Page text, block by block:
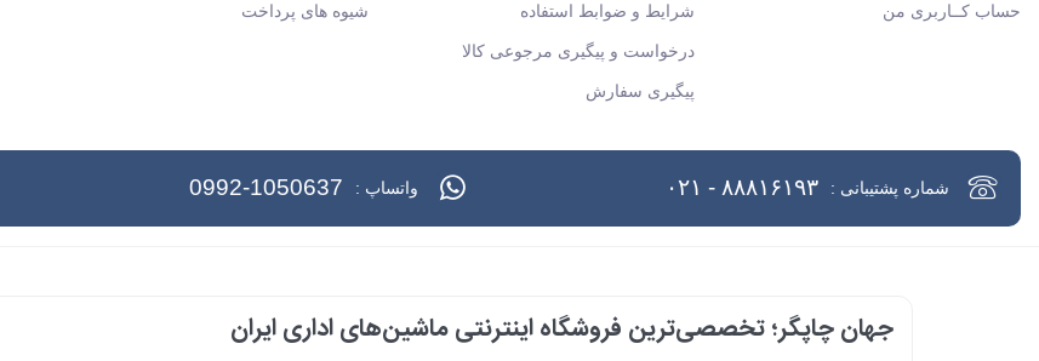
حساب کــاربری من شرایط و ضوابط استفاده
درخواست و پیگیری مرجوعی کالا
پیگیری سفارش
شیوه های پرداخت
شماره پشتیبانی : ۸۸۸۱۶۱۹۳ - ۰۲۱ واتساپ : 0992-1050637
جهان چاپگر؛ تخصصی‌ترین فروشگاه اینترنتی ماشین‌های اداری ایران